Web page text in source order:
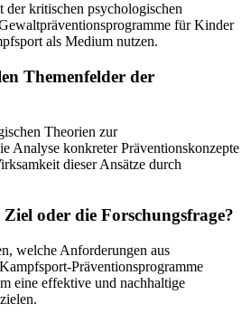
der kritischen psychologischen
für Kinder
als Medium nutzen.
Themenfelder der
Theorien zur
Analyse konkreter Präventionskonzepte
dieser Ansätze durch
oder die Forschungsfrage?
welche Anforderungen aus
Präventionsprogramme
eine effektive und nachhaltige